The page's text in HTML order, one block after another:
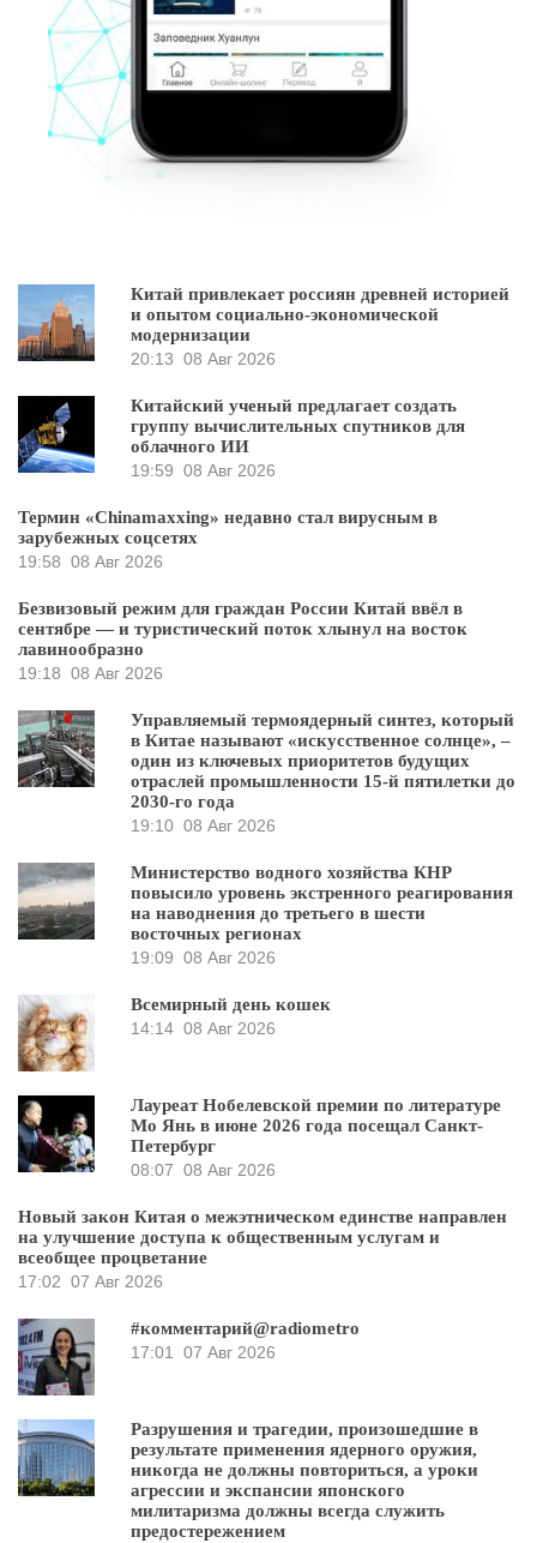
Китай привлекает россиян древней историей
и опытом социально-экономической
модернизации
20:13 08 Авг 2026
Китайский ученый предлагает создать
группу вычислительных спутников для
облачного ИИ
19:59 08 Авг 2026
Термин «Chinamaxxing» недавно стал вирусным в
зарубежных соцсетях
19:58 08 Авг 2026
Безвизовый режим для граждан России Китай ввёл в
сентябре — и туристический поток хлынул на восток
лавинообразно
19:18 08 Авг 2026
Управляемый термоядерный синтез, который
в Китае называют «искусственное солнце», –
один из ключевых приоритетов будущих
отраслей промышленности 15-й пятилетки до
2030-го года
19:10 08 Авг 2026
Министерство водного хозяйства КНР
повысило уровень экстренного реагирования
на наводнения до третьего в шести
восточных регионах
19:09 08 Авг 2026
Всемирный день кошек
14:14 08 Авг 2026
Лауреат Нобелевской премии по литературе
Мо Янь в июне 2026 года посещал Санкт-
Петербург
08:07 08 Авг 2026
Новый закон Китая о межэтническом единстве направлен
на улучшение доступа к общественным услугам и
всеобщее процветание
17:02 07 Авг 2026
#комментарий@radiometro
17:01
07 Авг 2026
Разрушения и трагедии, произошедшие в
результате применения ядерного оружия,
никогда не должны повториться, а уроки
агрессии и экспансии японского
милитаризма должны всегда служить
предостережением